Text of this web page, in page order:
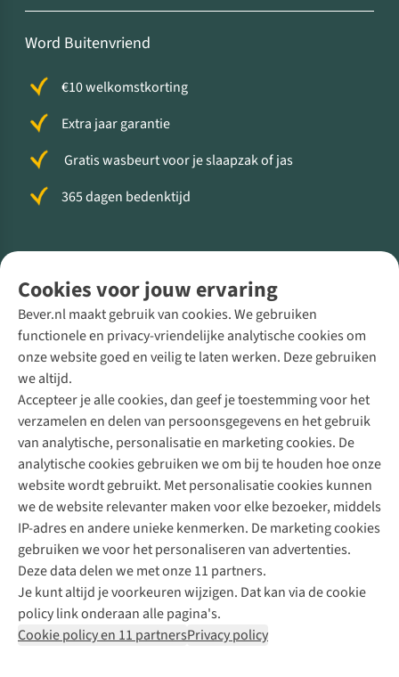
Cookies voor jouw ervaring
Bever.nl maakt gebruik van cookies. We gebruiken
functionele en privacy-vriendelijke analytische cookies om
onze website goed en veilig te laten werken. Deze gebruiken
we altijd.
Accepteer je alle cookies, dan geef je toestemming voor het
verzamelen en delen van persoonsgegevens en het gebruik
van analytische, personalisatie en marketing cookies. De
analytische cookies gebruiken we om bij te houden hoe onze
website wordt gebruikt. Met personalisatie cookies kunnen
we de website relevanter maken voor elke bezoeker, middels
IP-adres en andere unieke kenmerken. De marketing cookies
gebruiken we voor het personaliseren van advertenties.
Deze data delen we met onze 11 partners.
Je kunt altijd je voorkeuren wijzigen. Dat kan via de cookie
policy link onderaan alle pagina's.
Cookie policy en 11 partnersPrivacy policy
Word Buitenvriend
€10 welkomstkorting
Extra jaar garantie
Gratis wasbeurt voor je slaapzak of jas
365 dagen bedenktijd
Direct advies van een Buitenexpert
+31 (0)85 888 50 88
+31 6 12 28 49 80
Contactformulier